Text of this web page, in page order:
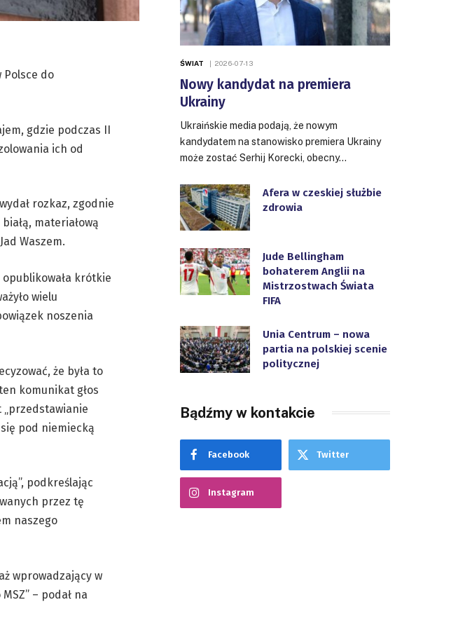
Polsce do
gdzie podczas II
ich od
rozkaz, zgodnie
materiałową
Waszem.
krótkie
wielu
noszenia
że była to
komunikat głos
„przedstawianie
pod niemiecką
podkreślając
przez tę
naszego
wprowadzający w
– podał na
ŚWIAT 2026-07-13
Nowy kandydat na premiera
Ukrainy
Ukraińskie media podają, że nowym
kandydatem na stanowisko premiera Ukrainy
może zostać Serhij Korecki, obecny…
Afera w czeskiej służbie
zdrowia
Jude Bellingham
bohaterem Anglii na
Mistrzostwach Świata
FIFA
Unia Centrum – nowa
partia na polskiej scenie
politycznej
Bądźmy w kontakcie
Facebook Twitter
Instagram